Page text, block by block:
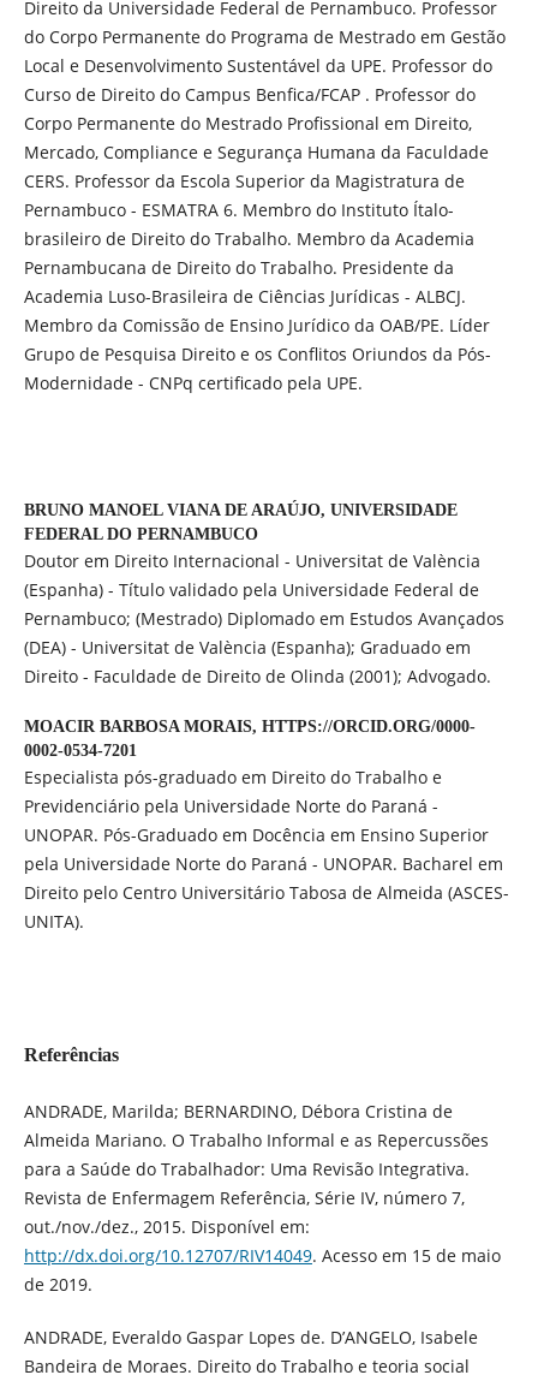
Direito da Universidade Federal de Pernambuco. Professor
do Corpo Permanente do Programa de Mestrado em Gestão
Local e Desenvolvimento Sustentável da UPE. Professor do
Curso de Direito do Campus Benfica/FCAP . Professor do
Corpo Permanente do Mestrado Profissional em Direito,
Mercado, Compliance e Segurança Humana da Faculdade
CERS. Professor da Escola Superior da Magistratura de
Pernambuco - ESMATRA 6. Membro do Instituto Ítalo-
brasileiro de Direito do Trabalho. Membro da Academia
Pernambucana de Direito do Trabalho. Presidente da
Academia Luso-Brasileira de Ciências Jurídicas - ALBCJ.
Membro da Comissão de Ensino Jurídico da OAB/PE. Líder
Grupo de Pesquisa Direito e os Conflitos Oriundos da Pós-
Modernidade - CNPq certificado pela UPE.
BRUNO MANOEL VIANA DE ARAÚJO, UNIVERSIDADE
FEDERAL DO PERNAMBUCO
Doutor em Direito Internacional - Universitat de València
(Espanha) - Título validado pela Universidade Federal de
Pernambuco; (Mestrado) Diplomado em Estudos Avançados
(DEA) - Universitat de València (Espanha); Graduado em
Direito - Faculdade de Direito de Olinda (2001); Advogado.
MOACIR BARBOSA MORAIS, HTTPS://ORCID.ORG/0000-
0002-0534-7201
Especialista pós-graduado em Direito do Trabalho e
Previdenciário pela Universidade Norte do Paraná -
UNOPAR. Pós-Graduado em Docência em Ensino Superior
pela Universidade Norte do Paraná - UNOPAR. Bacharel em
Direito pelo Centro Universitário Tabosa de Almeida (ASCES-
UNITA).
Referências
ANDRADE, Marilda; BERNARDINO, Débora Cristina de
Almeida Mariano. O Trabalho Informal e as Repercussões
para a Saúde do Trabalhador: Uma Revisão Integrativa.
Revista de Enfermagem Referência, Série IV, número 7,
out./nov./dez., 2015. Disponível em:
http://dx.doi.org/10.12707/RIV14049. Acesso em 15 de maio
de 2019.
ANDRADE, Everaldo Gaspar Lopes de. D’ANGELO, Isabele
Bandeira de Moraes. Direito do Trabalho e teoria social